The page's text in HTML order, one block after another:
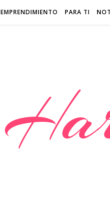
EMPRENDIMIENTO PARA TI